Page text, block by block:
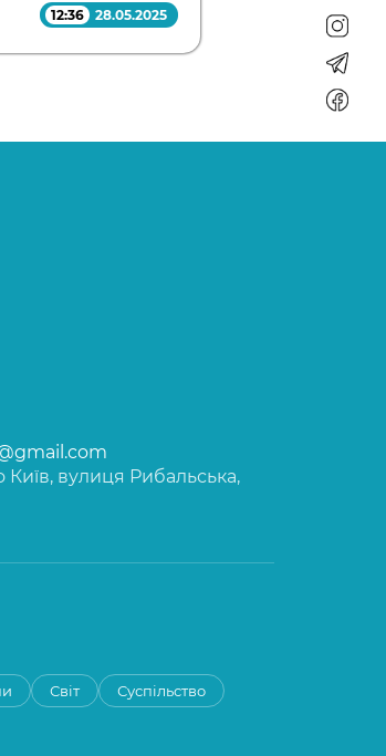
12:36 28.05.2025
Київ, вулиця Рибальська,
Світ
Суспільство